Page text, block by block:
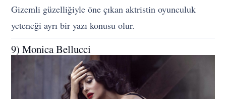
Gizemli güzelliğiyle öne çıkan aktristin oyunculuk
yeteneği ayrı bir yazı konusu olur.
9) Monica Bellucci